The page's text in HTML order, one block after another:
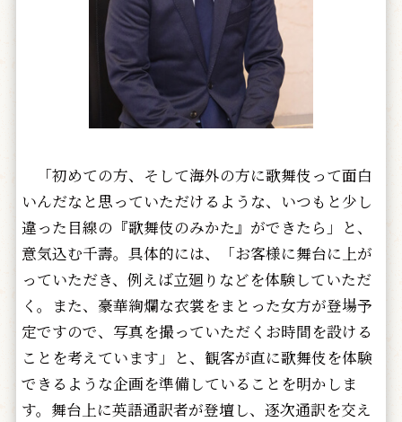
「初めての方、そして海外の方に歌舞伎って面白
いんだなと思っていただけるような、いつもと少し
違った目線の『歌舞伎のみかた』ができたら」と、
意気込む千壽。具体的には、「お客様に舞台に上が
っていただき、例えば立廻りなどを体験していただ
く。また、豪華絢爛な衣裳をまとった女方が登場予
定ですので、写真を撮っていただくお時間を設ける
ことを考えています」と、観客が直に歌舞伎を体験
できるような企画を準備していることを明かしま
す。舞台上に英語通訳者が登壇し、逐次通訳を交え